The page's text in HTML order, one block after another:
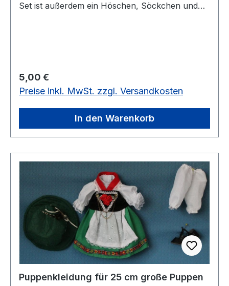
Set ist außerdem ein Höschen, Söckchen und
Regulärer Preis:
5,00 €
Preise inkl. MwSt. zzgl. Versandkosten
In den Warenkorb
Puppenkleidung für 25 cm große Puppen